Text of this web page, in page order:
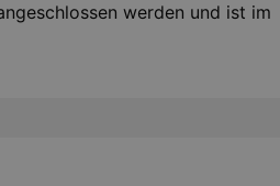
werden und ist im